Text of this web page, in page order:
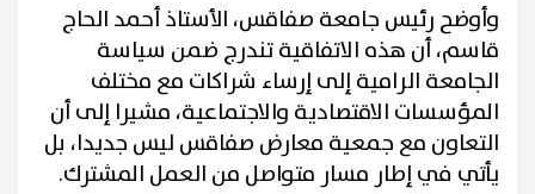
وأوضح رئيس جامعة صفاقس، الأستاذ أحمد الحاج
قاسم، أن هذه الاتفاقية تندرج ضمن سياسة
الجامعة الرامية إلى إرساء شراكات مع مختلف
المؤسسات الاقتصادية والاجتماعية، مشيرا إلى أن
التعاون مع جمعية معارض صفاقس ليس جديدا، بل
يأتي في إطار مسار متواصل من العمل المشترك.